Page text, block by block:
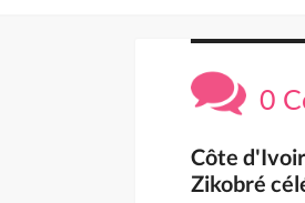
0
Côte
Zikobré